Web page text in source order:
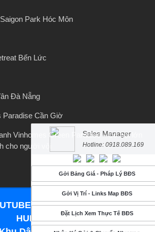
Sales Manager
Hotline: 0918.089.169
Gởi Bảng Giá - Pháp Lý BĐS
Gởi Vị Trí - Links Map BĐS
Đặt Lịch Xem Thực Tế BĐS
Park Hóc Môn
Bến Lức
Đà Nẵng
Paradise Cần Giờ
Vinhomes Green Paradise – cơ hội lớn
cho người vội
BẤT ĐỘNG SẢN ERA
HUNGPHAT